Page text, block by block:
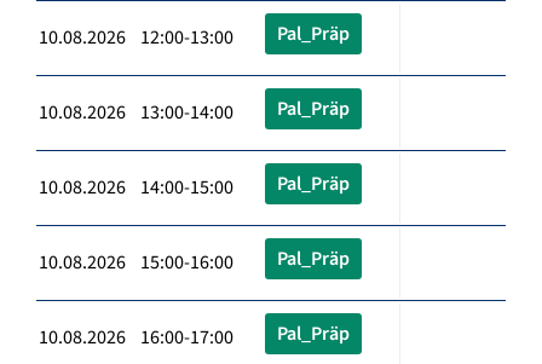
10.08.2026 12:00-13:00 Pal_Präp
10.08.2026 13:00-14:00 Pal_Präp
10.08.2026 14:00-15:00 Pal_Präp
10.08.2026 15:00-16:00 Pal_Präp
10.08.2026 16:00-17:00 Pal_Präp